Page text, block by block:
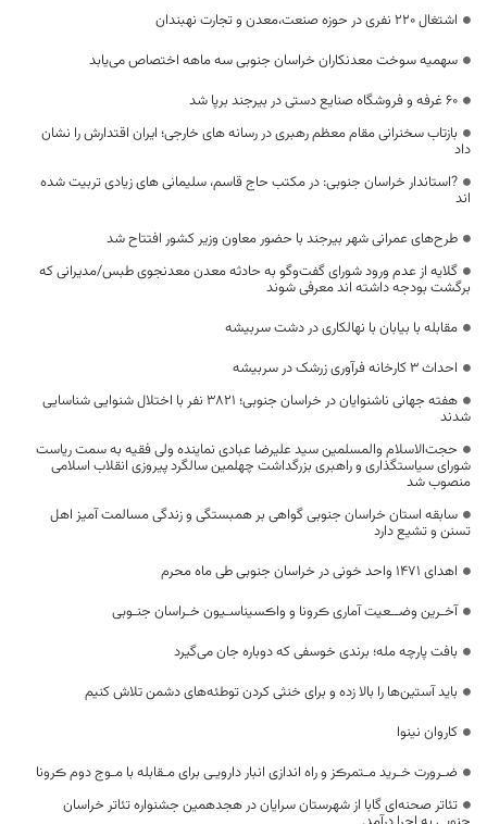
اشتغال 220 نفری در حوزه صنعت،معدن و تجارت نهبندان
سهمیه سوخت معدنکاران خراسان جنوبی سه ماهه اختصاص می‌یابد
۶۰ غرفه و فروشگاه صنایع ‌دستی در بیرجند برپا شد
بازتاب سخنرانی مقام معظم رهبری در رسانه های خارجی؛ ایران اقتدارش را نشان
داد
?استاندار خراسان جنوبی: در مکتب حاج قاسم، سلیمانی های زیادی تربیت شده
اند
طرح‌های عمرانی شهر بیرجند با حضور معاون وزیر کشور افتتاح شد
گلایه از عدم ورود شورای گفت‌وگو به حادثه معدن معدنجوی طبس/مدیرانی که
برگشت بودجه داشته اند معرفی شوند
مقابله با بیابان با نهالکاری در دشت سربیشه
احداث ۳ کارخانه فرآوری زرشک در سربیشه
هفته جهانی ناشنوایان در خراسان جنوبی؛ ۳۸۲۱ نفر با اختلال شنوایی شناسایی
شدند
حجت‌الاسلام والمسلمین سید علیرضا عبادی نماینده ولی فقیه به سمت ریاست
شورای سیاستگذاری و راهبری بزرگداشت چهلمین سالگرد پیروزی انقلاب اسلامی
منصوب شد
سابقه استان خراسان جنوبی گواهی بر همبستگی و زندگی مسالمت آمیز اهل
تسنن و تشیع دارد
اهدای ۱۴۷۱ واحد خونی در خراسان جنوبی طی ماه محرم
آخـرین وضــعیت آماری ڪرونا و واڪسیناسـیون خـراسان جنـوبی
بافت پارچه مله؛ برندی خوسفی که دوباره جان می‌گیرد
باید آستین‌ها را بالا زده و برای خنثی کردن توطئه‌های دشمن تلاش کنیم
کاروان نینوا
ضـرورت خـرید مـتمرڪز و راه اندازی انبار دارویـی برای مـقابله با مـوج دوم ڪرونا
تئاتر صحنه‌ای گابا از شهرستان سرایان در هجدهمین جشنواره تئاتر خراسان